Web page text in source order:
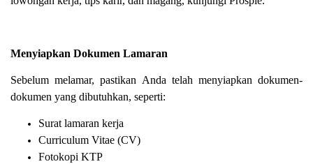
Menyiapkan Dokumen Lamaran
Sebelum melamar, pastikan Anda telah menyiapkan dokumen-
dokumen yang dibutuhkan, seperti:
Surat lamaran kerja
Curriculum Vitae (CV)
Fotokopi KTP